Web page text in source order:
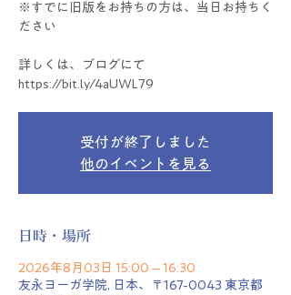
※すでに旧版をお持ちの方は、当日お持ちく
ださい
詳しくは、ブログにて
https://bit.ly/4aUWL79
受付が終了しました
他のイベントを見る
日時・場所
2026年8月03日 15:00 – 16:30
友永ヨーガ学院, 日本、〒167-0043 東京都